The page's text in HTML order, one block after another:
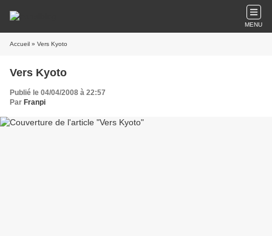
MENU
Accueil » Vers Kyoto
Vers Kyoto
Publié le 04/04/2008 à 22:57
Par Franpi